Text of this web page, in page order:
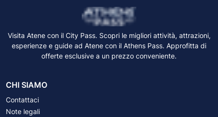
Visita Atene con il City Pass. Scopri le migliori attività, attrazioni,
esperienze e guide ad Atene con il Athens Pass. Approfitta di
offerte esclusive a un prezzo conveniente.
CHI SIAMO
Contattaci
Note legali